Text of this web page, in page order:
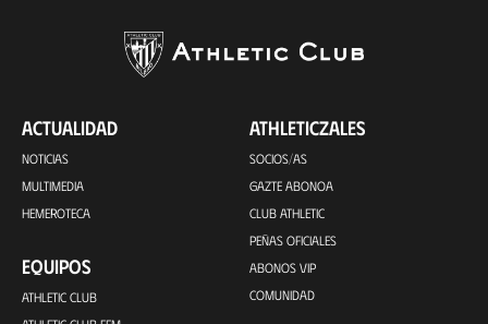
ACTUALIDAD
NOTICIAS
MULTIMEDIA
HEMEROTECA
EQUIPOS
ATHLETIC CLUB
ATHLETICZALES
SOCIOS/AS
GAZTE ABONOA
CLUB ATHLETIC
PEÑAS OFICIALES
ABONOS VIP
COMUNIDAD